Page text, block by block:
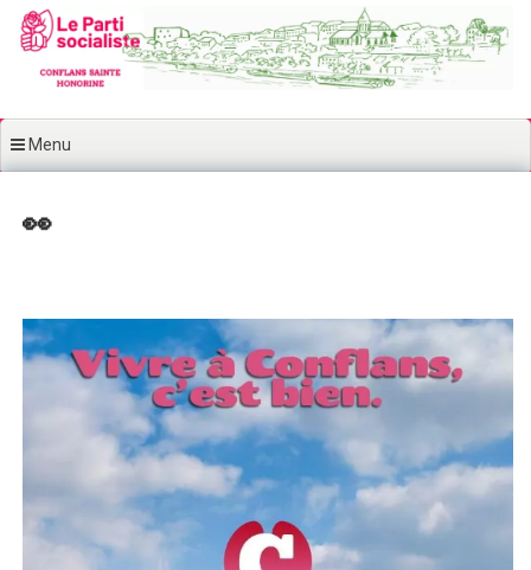
Aller au contenu principal
Menu
👀